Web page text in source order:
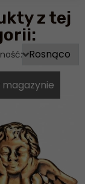
z tej
magazynie